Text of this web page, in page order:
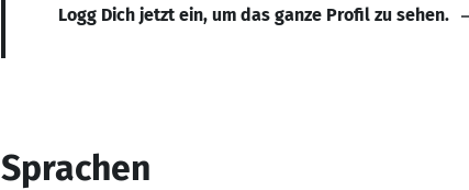
Logg Dich jetzt ein, um das ganze Profil zu sehen.
Sprachen